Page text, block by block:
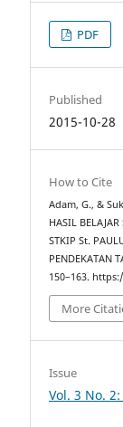
PDF
Published
2015-10-28
How to Cite
Adam, G., &
HASIL
STKIP St.
PENDEKATAN
150–163.
More
Issue
Vol. 3 No.